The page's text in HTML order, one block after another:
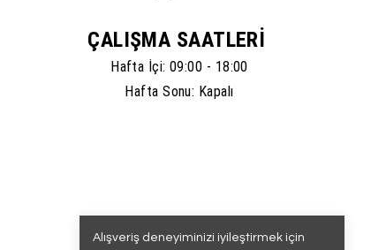
Alışveriş deneyiminizi iyileştirmek için
ÇALIŞMA SAATLERİ
Hafta İçi: 09:00 - 18:00
Hafta Sonu: Kapalı